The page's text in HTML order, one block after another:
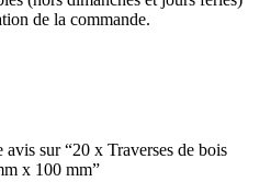
de la commande.
sur “20 x Traverses de bois
x 100 mm”